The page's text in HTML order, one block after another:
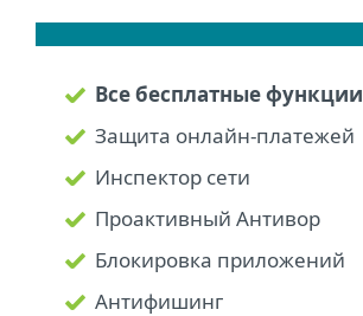
Все бесплатные функции
Защита онлайн-платежей
Инспектор сети
Проактивный Антивор
Блокировка приложений
Антифишинг